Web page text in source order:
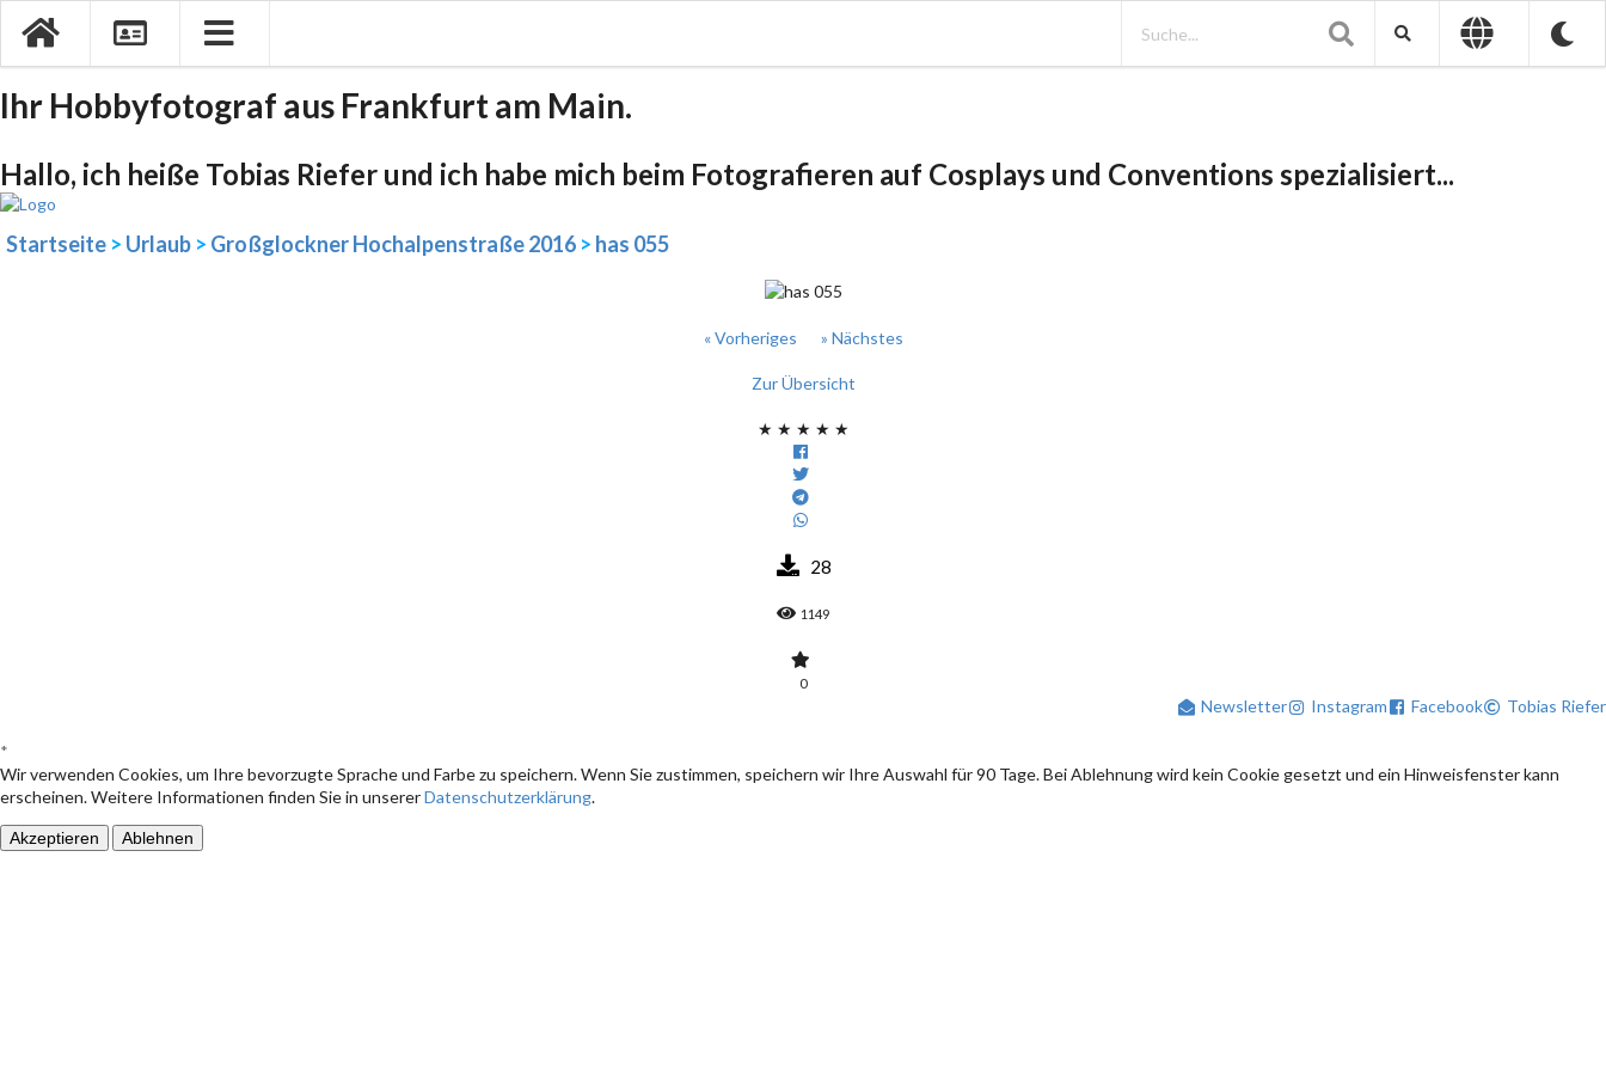
Ihr Hobbyfotograf aus Frankfurt am Main.
Hallo, ich heiße Tobias Riefer und ich habe mich beim Fotografieren auf Cosplays und Conventions spezialisiert...
Startseite > Urlaub > Großglockner Hochalpenstraße 2016 > has 055
« Vorheriges » Nächstes
Zur Übersicht
★ ★ ★ ★ ★
28
1149
0
Newsletter Instagram Facebook Tobias Riefer
*
Wir verwenden Cookies, um Ihre bevorzugte Sprache und Farbe zu speichern. Wenn Sie zustimmen, speichern wir Ihre Auswahl für 90 Tage. Bei Ablehnung wird kein Cookie gesetzt und ein Hinweisfenster kann
erscheinen. Weitere Informationen finden Sie in unsererDatenschutzerklärung.
Akzeptieren Ablehnen